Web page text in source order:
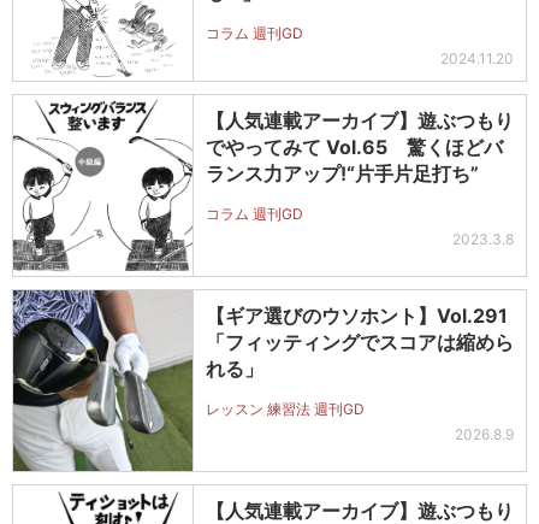
コラム 週刊GD
2024.11.20
【人気連載アーカイブ】遊ぶつもり
でやってみて Vol.65 驚くほどバ
ランス力アップ!“片手片足打ち”
コラム 週刊GD
2023.3.8
【ギア選びのウソホント】Vol.291
「フィッティングでスコアは縮めら
れる」
レッスン 練習法 週刊GD
2026.8.9
【人気連載アーカイブ】遊ぶつもり